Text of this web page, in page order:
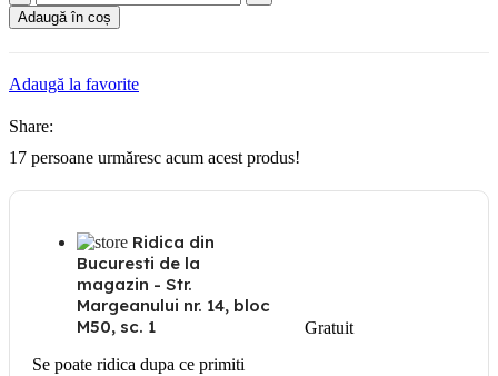
292x3.6mm
-
Adaugă în coș
Adaugă la favorite
Share:
17 persoane urmăresc acum acest produs!
Ridica din
Bucuresti de la
magazin - Str.
Margeanului nr. 14, bloc
M50, sc. 1
Se poate ridica dupa ce primiti
Gratuit